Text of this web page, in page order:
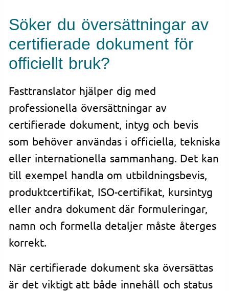
Söker du översättningar av
certifierade dokument för
officiellt bruk?
Fasttranslator hjälper dig med
professionella översättningar av
certifierade dokument, intyg och bevis
som behöver användas i officiella, tekniska
eller internationella sammanhang. Det kan
till exempel handla om utbildningsbevis,
produktcertifikat, ISO-certifikat, kursintyg
eller andra dokument där formuleringar,
namn och formella detaljer måste återges
korrekt.
När certifierade dokument ska översättas
är det viktigt att både innehåll och status